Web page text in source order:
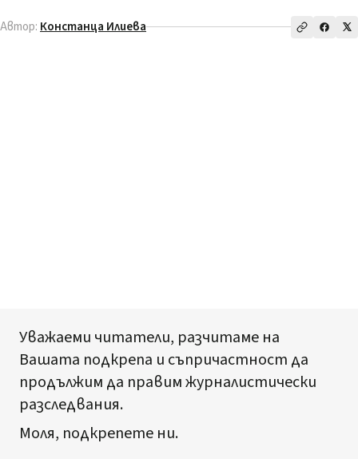
Автор: Констанца Илиева
Уважаеми читатели, разчитаме на
Вашата подкрепа и съпричастност да
продължим да правим журналистически
разследвания.
Моля, подкрепете ни.